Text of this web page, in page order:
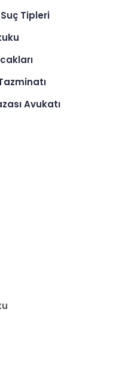
Tipleri
Avukatı